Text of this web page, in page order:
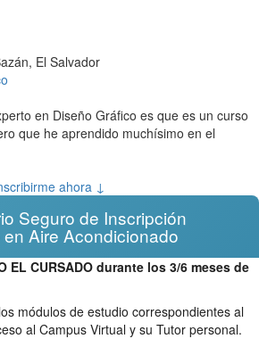
El Salvador
en Diseño Gráfico es que es un curso
que he aprendido muchísimo en el
ahora ↓
Seguro de Inscripción
Aire Acondicionado
EL CURSADO durante los 3/6 meses de
módulos de estudio correspondientes al
al Campus Virtual y su Tutor personal.